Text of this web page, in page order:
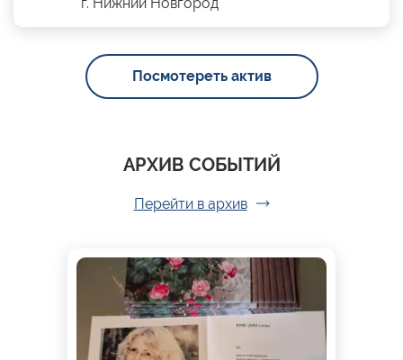
Посмотереть актив
АРХИВ СОБЫТИЙ
Перейти в архив